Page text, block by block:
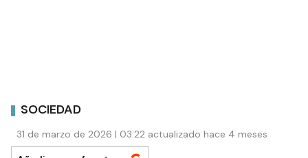
SOCIEDAD
31 de marzo de 2026 | 03:22 actualizado hace 4 meses